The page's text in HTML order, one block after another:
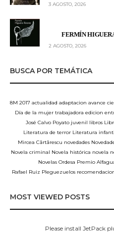
3 AGOSTO, 2026
FERMÍN
2 AGOSTO, 2026
BUSCA POR TEMÁTICA
8M 2017 actualidad adaptacion avance
Día de la mujer trabajadora edicion
José Calvo Poyato juvenil libros
Literatura de terror Literatura
Mircea Cărtărescu novedades
Novela criminal Novela histórica novela
Novelas Ordesa Premio
Rafael Ruiz Pleguezuelos
MOST VIEWED POSTS
Please install JetPack